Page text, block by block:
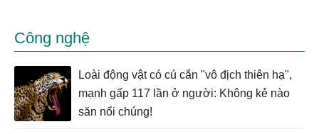
Công nghệ
Loài động vật có cú cắn "vô địch thiên hạ",
mạnh gấp 117 lần ở người: Không kẻ nào
săn nổi chúng!